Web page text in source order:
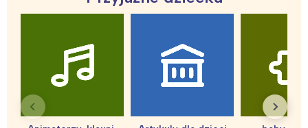
Łódź
Trójmiasto
Wrocław
Kraków
Południe
Wszystkie